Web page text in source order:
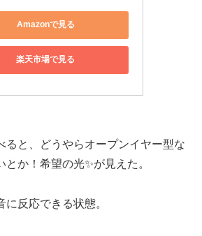
Amazonで見る
楽天市場で見る
ると、どうやらオープンイヤー型な
か！希望の光✨が見えた。
反応できる状態。